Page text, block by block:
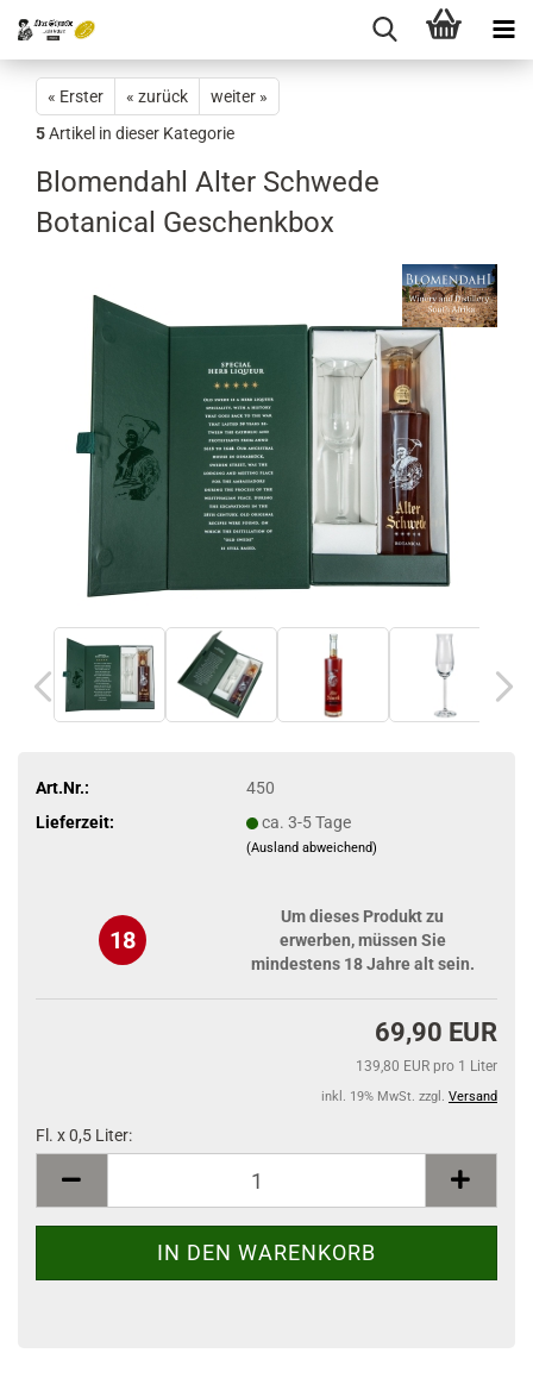
« Erster « zurück
weiter »
5Artikel in dieser Kategorie
Blomendahl Alter Schwede
Botanical Geschenkbox
Art.Nr.:
450
Lieferzeit:
ca. 3-5 Tage
(Ausland abweichend)
18
Um dieses Produkt zu
erwerben, müssen Sie
mindestens 18 Jahre alt sein.
69,90 EUR
139,80 EUR pro 1 Liter
inkl. 19% MwSt. zzgl. Versand
Fl. x 0,5 Liter:
0,5